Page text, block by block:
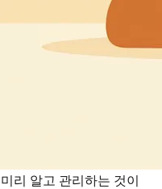
리 알고 관리하는 것이